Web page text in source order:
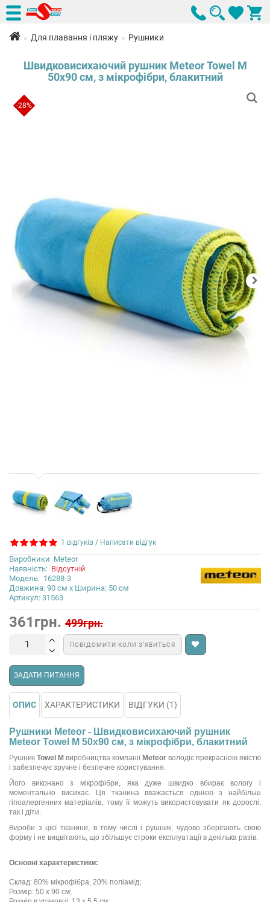
Для плавання і пляжу Рушники
Швидковисихаючий рушник Meteor Towel M
50х90 см, з мікрофібри, блакитний
-28%
1 відгуків / Написати відгук
Виробники Meteor
Наявність: Відсутній
Модель: 16288-3
Довжина: 90 см x Ширина: 50 см
Артикул: 31563
361грн. 499грн.
ПОВІДОМИТИ КОЛИ З’ЯВИТЬСЯ
ЗАДАТИ ПИТАННЯ
ОПИС ХАРАКТЕРИСТИКИ ВІДГУКИ (1)
Рушники Meteor - Швидковисихаючий рушник
Meteor Towel M 50х90 см, з мікрофібри, блакитний
Рушник Towel M виробництва компаніїMeteor володіє прекрасною якістю
і забезпечує зручне і безпечне користування.
Його виконано з мікрофібри, яка дуже швидко вбирає вологу і
моментально висихає. Ця тканина вважається однією з найбільш
гіпоалергенних матеріалів, тому її можуть використовувати як дорослі,
так і діти.
Вироби з цієї тканини, в тому числі і рушник, чудово зберігають свою
форму і не вицвітають, що збільшує строки експлуатації в декілька разів.
Основні характеристики:
Склад: 80% мікрофібра, 20% поліамід;
Розмір: 50 х 90 см;